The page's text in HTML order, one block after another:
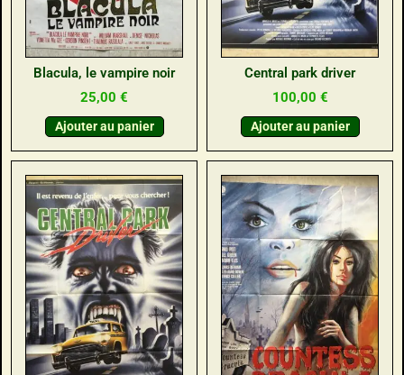
Blacula, le vampire noir
25,00 €
Ajouter au panier
Central park driver
100,00 €
Ajouter au panier